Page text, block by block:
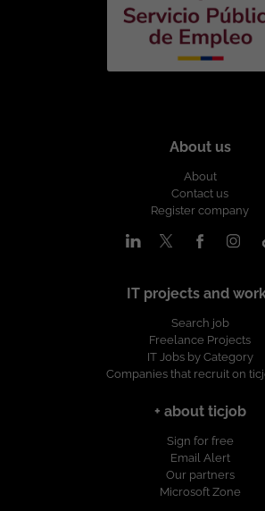
el perfil, ¡en SETI
conocerte! Esta oferta de trabajo es
publicada bajo la
About us
About
Contact us
Register company
IT projects and
Search job
Freelance Projects
IT Jobs by Category
Companies that recruit on
+ about ticjob
Sign for free
Email Alert
Our partners
Microsoft Zone